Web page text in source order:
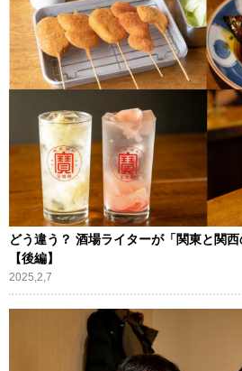
どう違う？ 酒場ライターが「関東と関
【後編】
2025,2,7